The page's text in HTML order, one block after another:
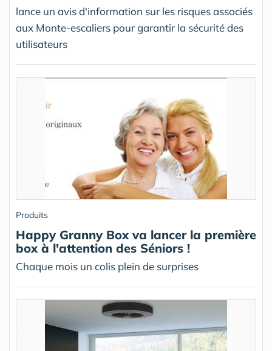
lance un avis d'information sur les risques associés
aux Monte-escaliers pour garantir la sécurité des
utilisateurs
Produits
Happy Granny Box va lancer la première
box à l'attention des Séniors !
Chaque mois un colis plein de surprises